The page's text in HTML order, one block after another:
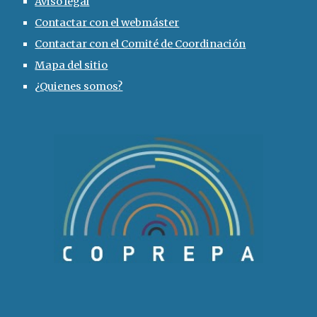
Contactar con el webmáster
Contactar con el Comité de Coordinación
Mapa del sitio
¿Quienes somos?